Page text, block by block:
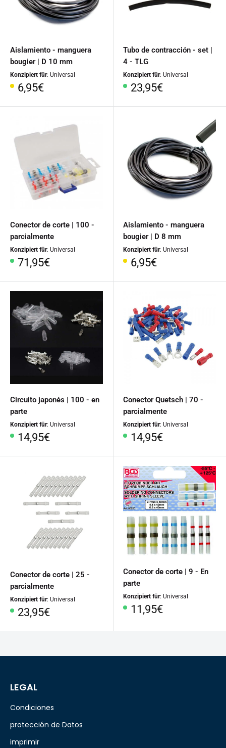
Aislamiento - manguera
bougier | D 10 mm
Konzipiert für: Universal
Precio
6,95€
Tubo de contracción - set |
4 - TLG
Konzipiert für: Universal
Precio
23,95€
Conector de corte | 100 -
parcialmente
Konzipiert für: Universal
Precio
71,95€
Aislamiento - manguera
bougier | D 8 mm
Konzipiert für: Universal
Precio
6,95€
Circuito japonés | 100 - en
parte
Konzipiert für: Universal
Precio
14,95€
Conector Quetsch | 70 -
parcialmente
Konzipiert für: Universal
Precio
14,95€
Conector de corte | 25 -
parcialmente
Konzipiert für: Universal
Precio
23,95€
Conector de corte | 9 - En
parte
Konzipiert für: Universal
Precio
11,95€
LEGAL
Condiciones
protección de Datos
imprimir